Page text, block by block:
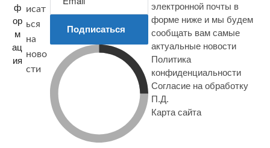
ф
ор
м
ац
ия
исат
ься
на
ново
сти
Подписаться
электронной почты в
форме ниже и мы будем
сообщать вам самые
актуальные новости
Политика
конфиденциальности
Согласие на обработку
П.Д.
Карта сайта